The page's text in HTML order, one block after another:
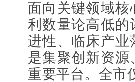
面向关键领域核
利数量论高低的
进性、临床产业
是集聚创新资源
重要平台。全市